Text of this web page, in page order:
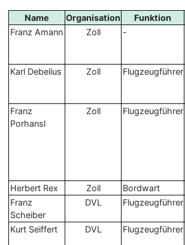
Name Organisation Funktion
Franz Amann
Zoll -
Karl Debelius
Zoll Flugzeugführer
Franz
Porhansl
Zoll Flugzeugführer
Herbert Rex
Zoll Bordwart
Franz
Scheiber
DVL Flugzeugführer
Kurt Seiffert
DVL Flugzeugführer